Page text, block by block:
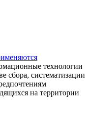
технологии
сбора, систематизации
на территории